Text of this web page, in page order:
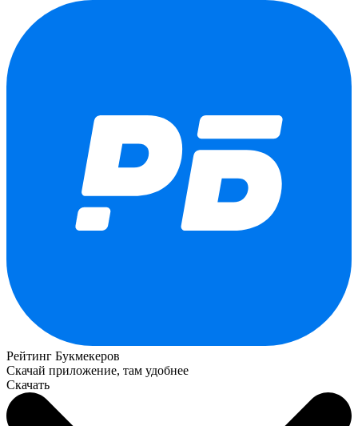
Рейтинг Букмекеров
Скачай приложение, там удобнее
Скачать